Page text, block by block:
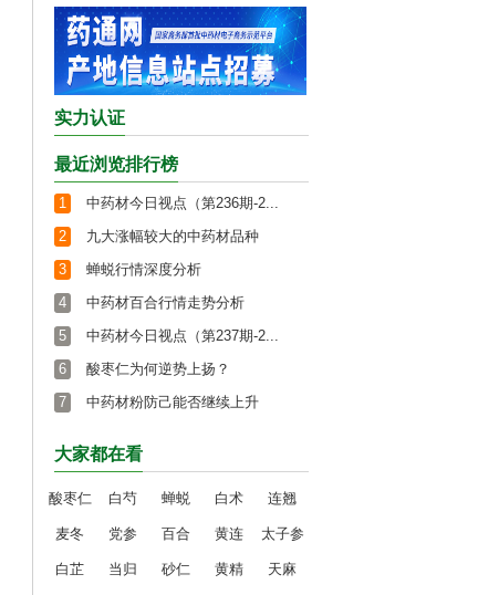
实力认证
最近浏览排行榜
1
中药材今日视点（第236期-2...
2
九大涨幅较大的中药材品种
3
蝉蜕行情深度分析
4
中药材百合行情走势分析
5
中药材今日视点（第237期-2...
6
酸枣仁为何逆势上扬？
7
中药材粉防己能否继续上升
大家都在看
酸枣仁 白芍 蝉蜕 白术 连翘
麦冬 党参 百合 黄连 太子参
白芷 当归 砂仁 黄精 天麻